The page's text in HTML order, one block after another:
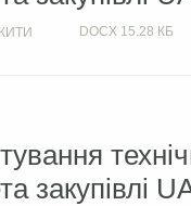
DOCX 15.28 КБ
закупівлі